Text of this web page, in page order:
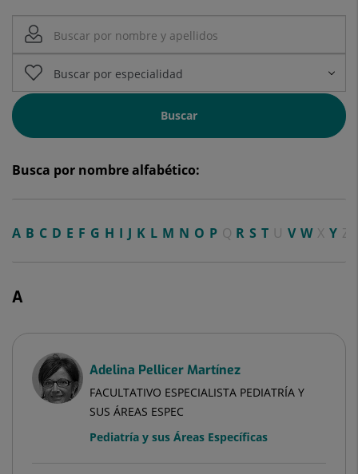
Buscar
Busca por nombre alfabético:
A B C D E F G H I J K L M N O P Q RST UVW XY Z
A
Adelina Pellicer Martínez
FACULTATIVO ESPECIALISTA PEDIATRÍA Y
SUS ÁREAS ESPEC
Pediatría y sus Áreas Específicas